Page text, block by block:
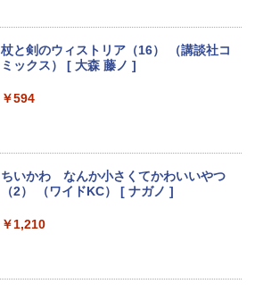
12.1インチ Bluetoot WEBカメラ Wi-Fi
HDMI 初期設定済み 送料無料 90日保証
第7世代 | Core i5 7200U 2.5(～最大3.1)
GHz | MEM:8GB | HDD:500GB | DVDマ
ro64Bit | ACアダプター付属
モバイルモニター 15.6インチ InnoView
SBType-C/標準HDMI対応【選べる種
類】タッチ/ケース付き/4Kタイプ
￥8,980
杖と剣のウィストリア（16） （講談社コ
ミックス） [ 大森 藤ノ ]
￥594
ちいかわ なんか小さくてかわいいやつ
（2） （ワイドKC） [ ナガノ ]
￥1,210